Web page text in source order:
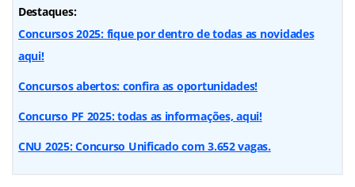
Destaques:
Concursos 2025: fique por dentro de todas as novidades
aqui!
Concursos abertos: confira as oportunidades!
Concurso PF 2025: todas as informações, aqui!
CNU 2025: Concurso Unificado com 3.652 vagas.